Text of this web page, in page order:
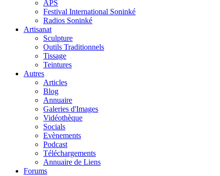
APS
Festival International Soninké
Radios Soninké
Artisanat
Sculpture
Outils Traditionnels
Tissage
Teintures
Autres
Articles
Blog
Annuaire
Galeries d'Images
Vidéothèque
Socials
Evènements
Podcast
Téléchargements
Annuaire de Liens
Forums